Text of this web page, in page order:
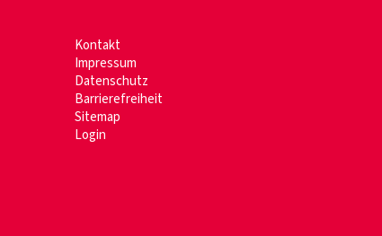
Kontakt
Impressum
Datenschutz
Barrierefreiheit
Sitemap
Login